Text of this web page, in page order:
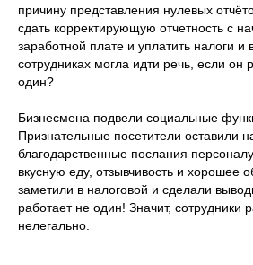
причину представления нулевых
сдать корректирующую отчетность с
заработной плате и уплатить налоги и
сотрудниках могла идти речь, если он
один?
Бизнесмена подвели социальные
Признательные посетители оставили
благодарственные послания
вкусную еду, отзывчивость и хорошее
заметили в налоговой и сделали
работает не один! Значит, сотрудники
нелегально.